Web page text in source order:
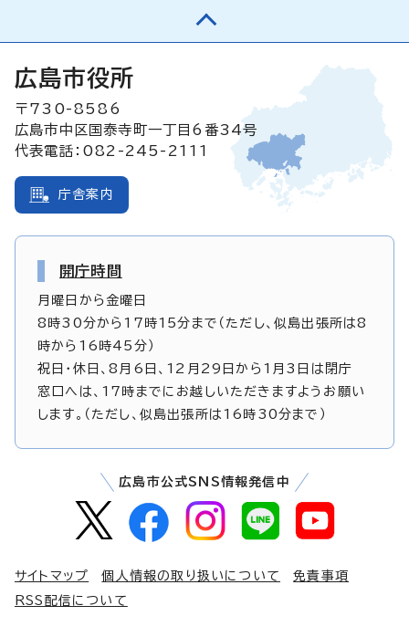
広島市役所
〒730-8586
広島市中区国泰寺町一丁目6番34号
代表電話：082-245-2111
庁舎案内
開庁時間
月曜日から金曜日
8時30分から17時15分まで（ただし、似島出張所は8
時から16時45分）
祝日・休日、8月6日、12月29日から1月3日は閉庁
窓口へは、17時までにお越しいただきますようお願い
します。（ただし、似島出張所は16時30分まで）
広島市公式SNS情報発信中
サイトマップ 個人情報の取り扱いについて
免責事項
RSS配信について